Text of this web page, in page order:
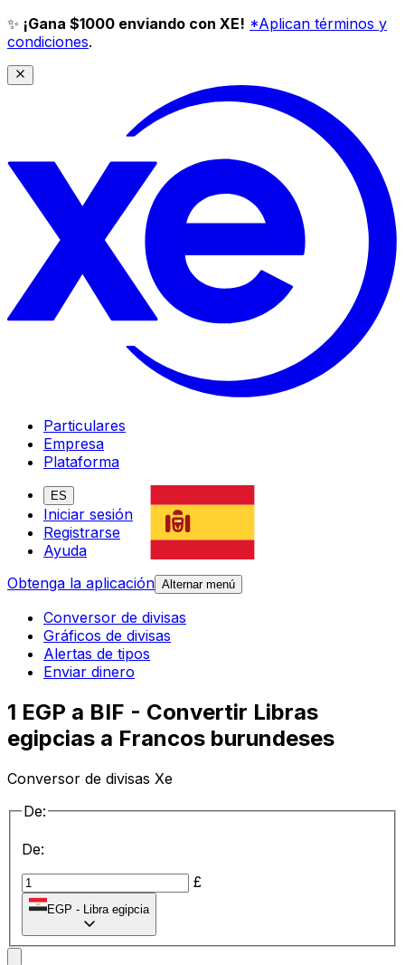
✨ ¡Gana $1000 enviando con XE! *Aplican términos y
condiciones.
Particulares
Empresa
Plataforma
ES
Iniciar sesión
Registrarse
Ayuda
Obtenga la aplicación Alternar menú
Conversor de divisas
Gráficos de divisas
Alertas de tipos
Enviar dinero
1 EGP a BIF - Convertir Libras
egipcias a Francos burundeses
Conversor de divisas Xe
De:
De:
£
EGP - Libra egipcia